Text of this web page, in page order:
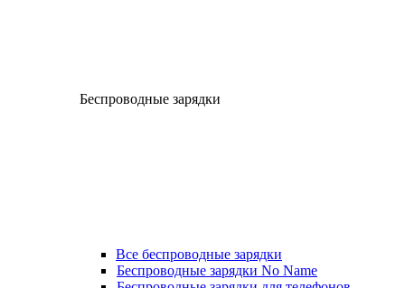
Беспроводные зарядки
Все беспроводные зарядки
Беспроводные зарядки No Name